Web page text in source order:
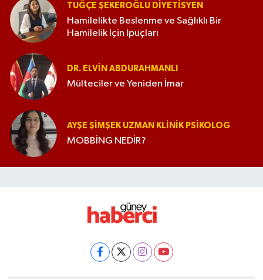
TUĞÇE ŞEKEROĞLU DIYETISYEN
Hamilelikte Beslenme ve Sağlıklı Bir
Hamilelik İçin İpuçları
DR. ELVIN ABDURAHMANLI
Mülteciler ve Yeniden İmar
AYŞE ŞIMŞEK UZMAN KLINIK PSIKOLOG
MOBBİNG NEDİR?